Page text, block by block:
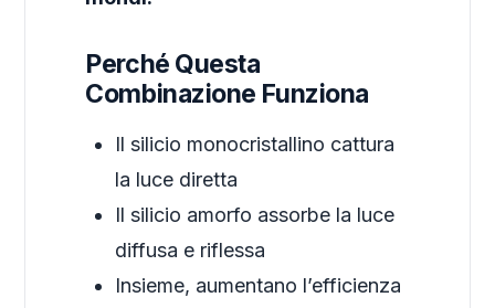
Perché Questa
Combinazione Funziona
Il silicio monocristallino cattura
la luce diretta
Il silicio amorfo assorbe la luce
diffusa e riflessa
Insieme, aumentano l’efficienza